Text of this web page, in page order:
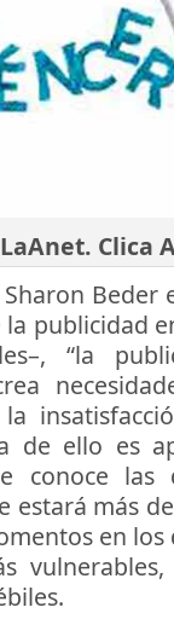
Clica
Beder
publicidad
“la
de ello es
conoce las
estará más
en